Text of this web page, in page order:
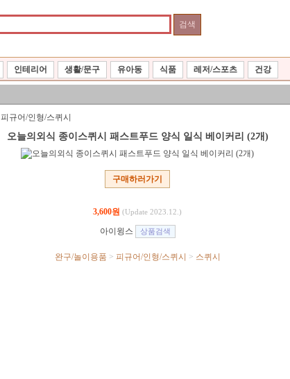
인테리어 생활/문구 유아동 식품 레저/스포츠 건강
피규어/인형/스퀴시
오늘의외식 종이스퀴시 패스트푸드 양식 일식 베이커리 (2개)
구매하러가기
3,600원 (Update 2023.12.)
아이윙스
완구/놀이용품 > 피규어/인형/스퀴시 > 스퀴시